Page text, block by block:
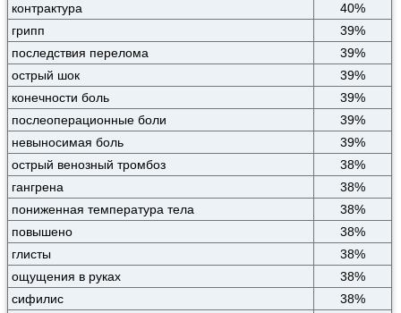
контрактура
40%
грипп
39%
последствия перелома
39%
острый шок
39%
конечности боль
39%
послеоперационные боли
39%
невыносимая боль
39%
острый венозный тромбоз
38%
гангрена
38%
пониженная температура тела
38%
повышено
38%
глисты
38%
ощущения в руках
38%
сифилис
38%